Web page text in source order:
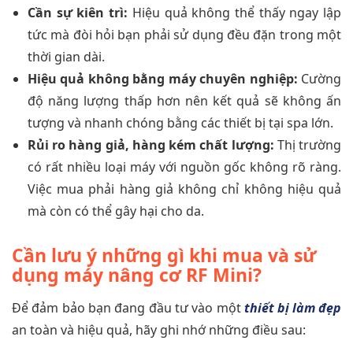
Cần sự kiên trì: Hiệu quả không thể thấy ngay lập
tức mà đòi hỏi bạn phải sử dụng đều đặn trong một
thời gian dài.
Hiệu quả không bằng máy chuyên nghiệp: Cường
độ năng lượng thấp hơn nên kết quả sẽ không ấn
tượng và nhanh chóng bằng các thiết bị tại spa lớn.
Rủi ro hàng giả, hàng kém chất lượng: Thị trường
có rất nhiều loại máy với nguồn gốc không rõ ràng.
Việc mua phải hàng giả không chỉ không hiệu quả
mà còn có thể gây hại cho da.
Cần lưu ý những gì khi mua và sử
dụng máy nâng cơ RF Mini?
Để đảm bảo bạn đang đầu tư vào mộtthiết bị làm đẹp
an toàn và hiệu quả, hãy ghi nhớ những điều sau: